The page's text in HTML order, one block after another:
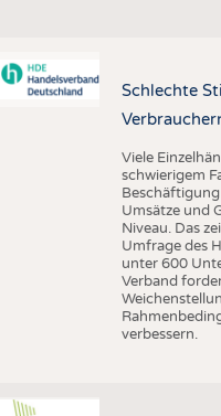
Schlechte
Viele
schwierigem
Umsätze und
Niveau. Das
Umfrage des
unter 600
Verband
verbessern.